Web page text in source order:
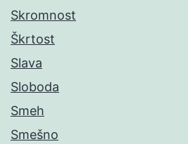
Skromnost
Škrtost
Slava
Sloboda
Smeh
Smešno